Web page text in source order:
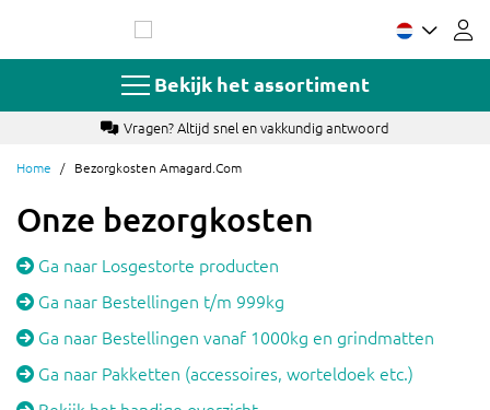
de
Bekijk het assortiment
Vragen? Altijd snel en vakkundig antwoord
Home Bezorgkosten Amagard.com
Onze bezorgkosten
Ga naar Losgestorte producten
Ga naar Bestellingen t/m 999kg
Ga naar Bestellingen vanaf 1000kg en grindmatten
Ga naar Pakketten (accessoires, worteldoek etc.)